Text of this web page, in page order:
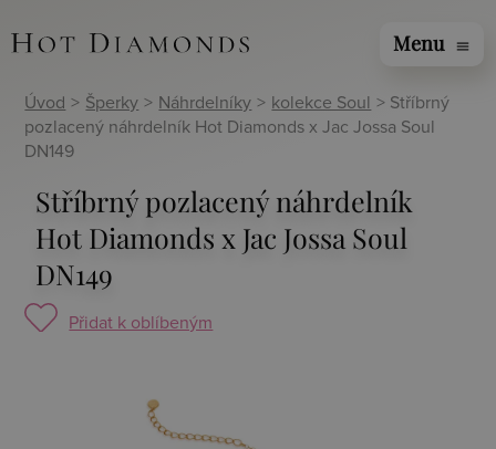
Menu menu
Úvod > Šperky > Náhrdelníky > kolekce Soul
> Stříbrný
pozlacený náhrdelník Hot Diamonds x Jac Jossa Soul
DN149
Stříbrný pozlacený náhrdelník
Hot Diamonds x Jac Jossa Soul
DN149
Přidat k oblíbeným